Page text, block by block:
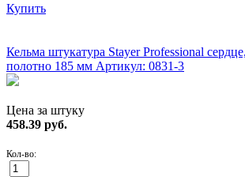
Купить
Кельма штукатура Stayer Professional
полотно 185 мм Артикул: 0831-3
Цена за штуку
458.39 руб.
Кол-во: